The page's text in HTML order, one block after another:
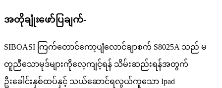
အတိုချုံးဖော်ပြချက်-
SIBOASI ကြက်တောင်ကော့ပျံလောင်ချာစက် S8025A သည် မ
တူညီသောမုဒ်များကိုလေ့ကျင့်ရန် သိမ်းဆည်းရန်အတွက်
ဦးခေါင်းနှစ်ထပ်နှင့် သယ်ဆောင်ရလွယ်ကူသော Ipad